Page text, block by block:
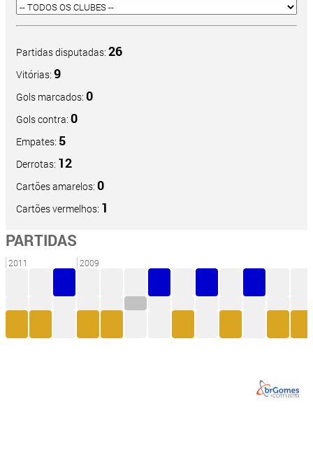
Partidas disputadas: 26
Vitórias: 9
Gols marcados: 0
Gols contra: 0
Empates: 5
Derrotas: 12
Cartões amarelos: 0
Cartões vermelhos: 1
PARTIDAS
2011 2009